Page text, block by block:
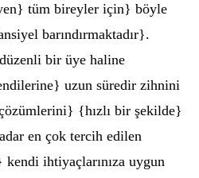
tüm bireyler için} böyle
barındırmaktadır}.
bir üye haline
uzun süredir zihnini
{hızlı bir şekilde}
en çok tercih edilen
ihtiyaçlarınıza uygun